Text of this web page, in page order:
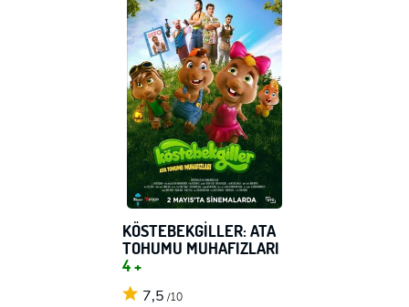
KÖSTEBEKGİLLER: ATA
TOHUMU MUHAFIZLARI
4 +
7,5 /10